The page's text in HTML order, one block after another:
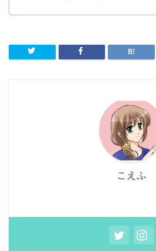
こえふ